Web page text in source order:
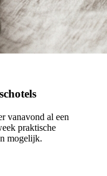
vanavond al een
praktische
mogelijk.